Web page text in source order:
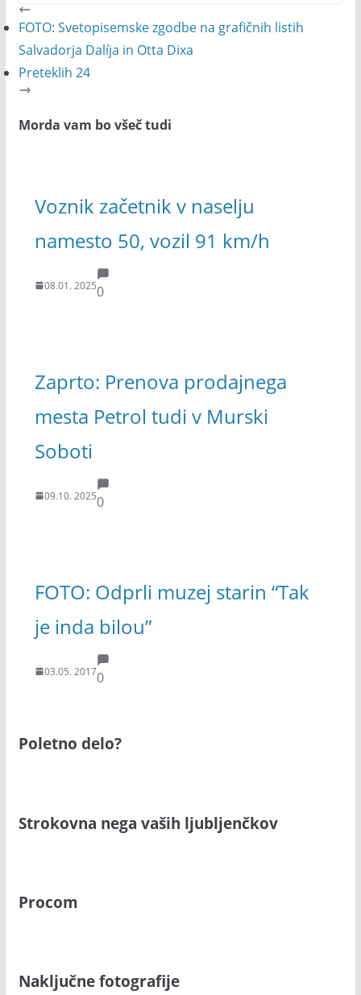
FOTO: Svetopisemske zgodbe na grafičnih listih
Salvadorja Dalíja in Otta Dixa
Preteklih 24
Morda vam bo všeč tudi
Voznik začetnik v naselju
namesto 50, vozil 91 km/h
08.01. 20250
Zaprto: Prenova prodajnega
mesta Petrol tudi v Murski
Soboti
09.10. 20250
FOTO: Odprli muzej starin “Tak
je inda bilou”
03.05. 20170
Poletno delo?
Strokovna nega vaših ljubljenčkov
Procom
Naključne fotografije